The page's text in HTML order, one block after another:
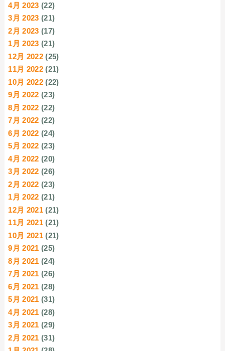
4月 2023 (22)
3月 2023 (21)
2月 2023 (17)
1月 2023 (21)
12月 2022 (25)
11月 2022 (21)
10月 2022 (22)
9月 2022 (23)
8月 2022 (22)
7月 2022 (22)
6月 2022 (24)
5月 2022 (23)
4月 2022 (20)
3月 2022 (26)
2月 2022 (23)
1月 2022 (21)
12月 2021 (21)
11月 2021 (21)
10月 2021 (21)
9月 2021 (25)
8月 2021 (24)
7月 2021 (26)
6月 2021 (28)
5月 2021 (31)
4月 2021 (28)
3月 2021 (29)
2月 2021 (31)